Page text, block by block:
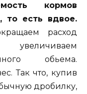
кормов
то есть вдвое.
расход
обьема.
Так что, купив
дробилку,